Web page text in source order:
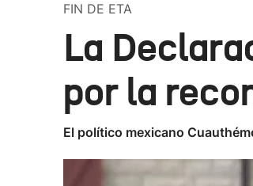
FIN DE ETA
La
por la
El político mexicano